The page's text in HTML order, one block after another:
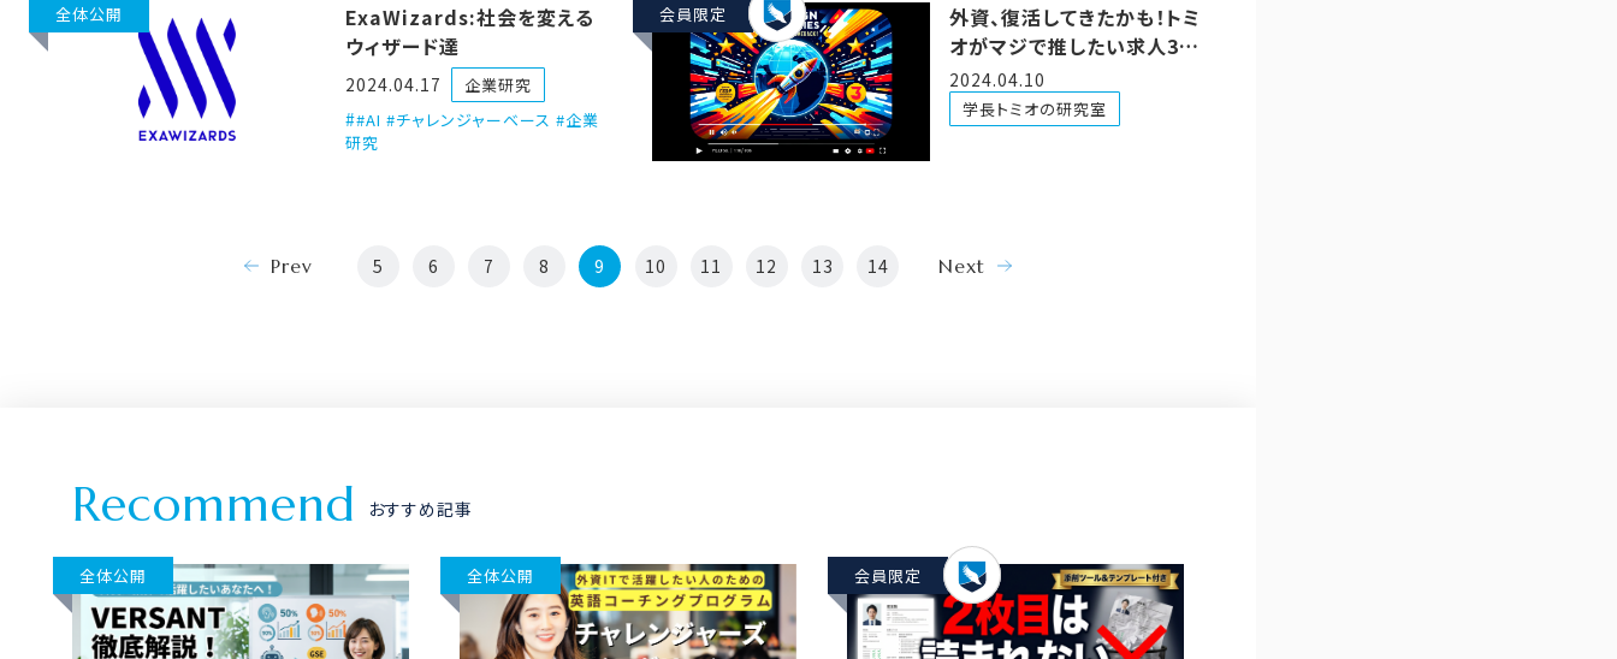
全体公開
ExaWizards:社会を変える
ウィザード達
2024.04.17
企業研究
#AI #チャレンジャーベース #企業
研究
会員限定
外資、復活してきたかも！トミ
オがマジで推したい求人3件
をご紹介！！
2024.04.10
学長トミオの研究室
Prev 5 6 7 8 9 10 11 12 13 14 Next
Recommend おすすめ記事
全体公開 全体公開 会員限定